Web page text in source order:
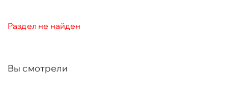
Раздел не найден
Вы смотрели